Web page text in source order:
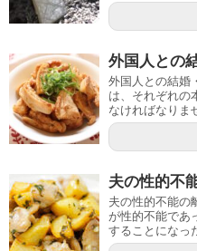
外国人との
外国人との結婚
は、それぞれの
なければなりま
夫の性的不
夫の性的不能の
が性的不能であ
することになっ